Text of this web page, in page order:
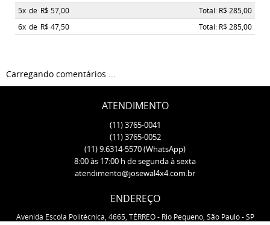
5x de R$ 57,00
Total: R$ 285,00
6x de R$ 47,50 Total: R$ 285,00
Carregando comentários ...
ATENDIMENTO
(11)3765-0041
(11)3765-0052
(11)9.6314-5570(WhatsApp)
8:00 às 17:00 h de segunda à sexta
atendimento@josewal4x4.com.br
ENDEREÇO
Avenida Escola Politécnica, 4665, TÉRREO- Rio Pequeno, São Paulo-SP